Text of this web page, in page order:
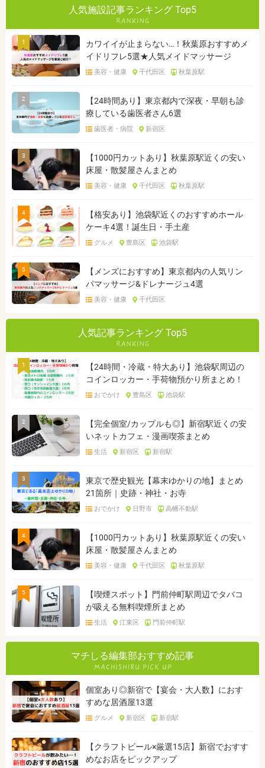
人気施設記事ランキング Top5
1
カワイイが止まらない…！秋葉原おすすめメ
イドリフレ5選★人気メイドマッサージ
美容・健康 千代田区 秋葉原駅
2
【24時間あり】東京都内で深夜・早朝も診
療している歯医者さん6選
歯医者・病院 新宿区
3
【1000円カットあり】秋葉原駅近くの安い
床屋・散髪屋さんまとめ
美容・健康 千代田区 秋葉原駅
4
【格安あり】池袋駅近くのおすすめホール
ケーキ4選！誕生日・手土産
グルメ 豊島区 池袋駅
5
【メンズにおすすめ】東京都内の人気リン
パマッサージ&ドレナージュ4選
美容・健康 千代田区
人気記事ランキング Top5
1
【24時間・冷蔵・特大あり】池袋駅周辺の
コインロッカー・手荷物預かり所まとめ！
おでかけ 豊島区 池袋駅
2
【完全個室/カップルも◎】新宿駅近くの安
いネットカフェ・漫画喫茶まとめ
生活 新宿区 新宿駅
3
東京で歴史観光【幕末ゆかりの地】まとめ
21箇所｜史跡・神社・お寺
おでかけ 日野市 高幡不動駅
4
【1000円カットあり】秋葉原駅近くの安い
床屋・散髪屋さんまとめ
美容・健康 千代田区 秋葉原駅
5
【喫煙スポット】門前仲町駅周辺でタバコ
が吸える無料喫煙所まとめ
生活 江東区 門前仲町駅
マチしる編集部おすすめ記事
個室あり◎新宿で【宴会・大人数】におす
すめな居酒屋13選
グルメ 新宿区 新宿駅
【クラフトビール×厳選15店】新宿でおすす
めなお店をピックアップ